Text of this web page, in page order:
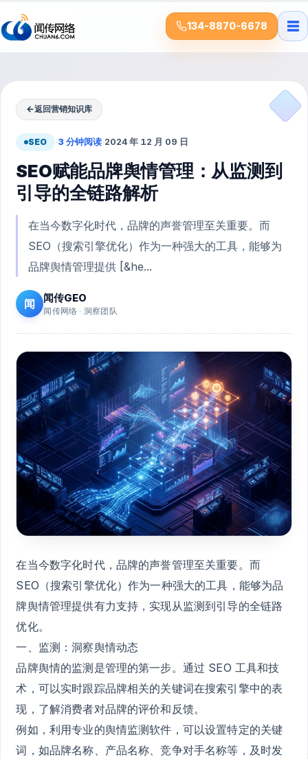
134-8870-6678 ☰
←返回营销知识库
SEO ·3 分钟阅读·2024 年 12 月 09 日
SEO赋能品牌舆情管理：从监测到
引导的全链路解析
在当今数字化时代，品牌的声誉管理至关重要。而
SEO（搜索引擎优化）作为一种强大的工具，能够为
品牌舆情管理提供 [&he...
闻 闻传GEO
闻传网络 · 洞察团队
在当今数字化时代，品牌的声誉管理至关重要。而
SEO（搜索引擎优化）作为一种强大的工具，能够为品
牌舆情管理提供有力支持，实现从监测到引导的全链路
优化。
一、监测：洞察舆情动态
品牌舆情的监测是管理的第一步。通过 SEO 工具和技
术，可以实时跟踪品牌相关的关键词在搜索引擎中的表
现，了解消费者对品牌的评价和反馈。
例如，利用专业的舆情监测软件，可以设置特定的关键
词，如品牌名称、产品名称、竞争对手名称等，及时发